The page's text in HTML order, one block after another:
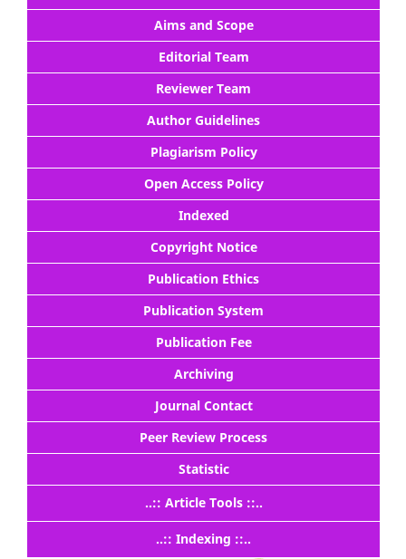
Aims and Scope
Editorial Team
Reviewer Team
Author Guidelines
Plagiarism Policy
Open Access Policy
Indexed
Copyright Notice
Publication Ethics
Publication System
Publication Fee
Archiving
Journal Contact
Peer Review Process
Statistic
..:: Article Tools ::..
..:: Indexing ::..